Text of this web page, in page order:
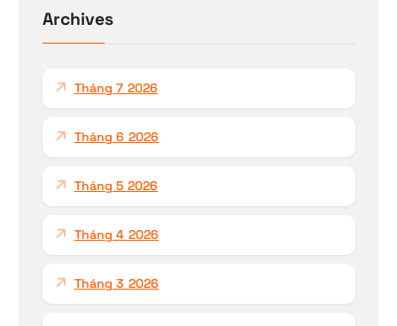
ế
m
Archives
Tháng 7 2026
Tháng 6 2026
Tháng 5 2026
Tháng 4 2026
Tháng 3 2026